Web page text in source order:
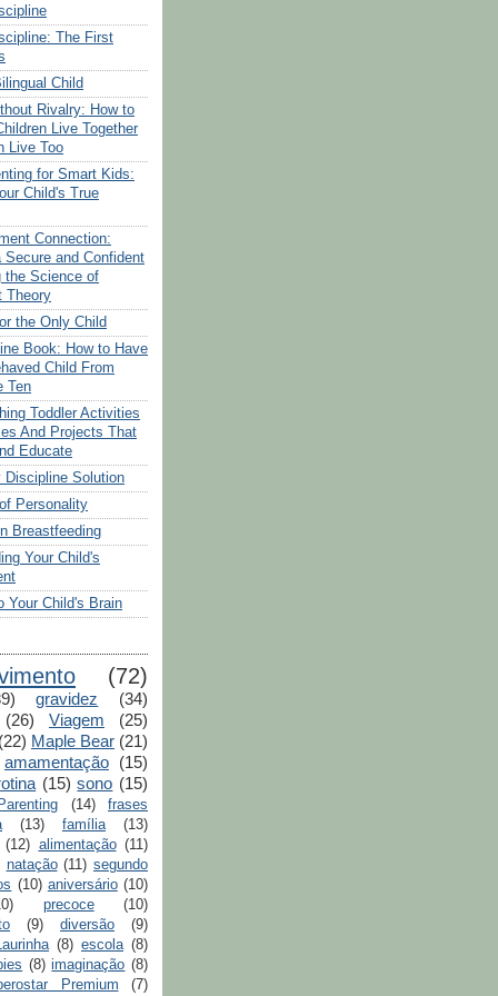
The First
Child
Rivalry: How to
Live Together
Live Too
for Smart Kids:
Child's True
Connection:
Secure and Confident
the Science of
Theory
the Only Child
Book: How to Have
Child From
Ten
Toddler Activities
And Projects That
Educate
Discipline Solution
Personality
Breastfeeding
Your Child's
Your Child's Brain
(72)
gravidez
(34)
(26)
Viagem
(25)
Maple Bear (21)
amamentação (15)
(15) sono (15)
(14)
frases
(13) família
(13)
(12) alimentação (11)
natação (11) segundo
(10) aniversário (10)
precoce
(10)
(9) diversão
(9)
(8) escola (8)
(8) imaginação (8)
Premium
(7)